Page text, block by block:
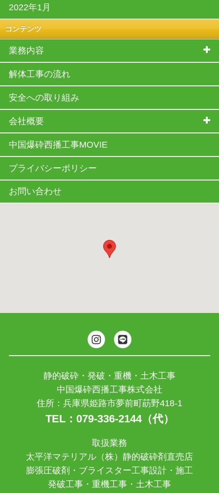
2022年1月
コンテンツ
業務内容
解体工事の流れ
安全への取り組み
会社概要
中国爆砕西播工事MOVIE
プライバシーポリシー
お問い合わせ
静的破砕・発破・重機・土木工事
中国爆砕西播工事株式会社
住所：兵庫県姫路市夢前町莇野418-1
TEL：079-336-2144（代）
取扱業務
太平洋マテリアル（株）静的破砕剤直売店
膨張圧破剤・ブライスター工事設計・施工
発破工事・重機工事・土木工事